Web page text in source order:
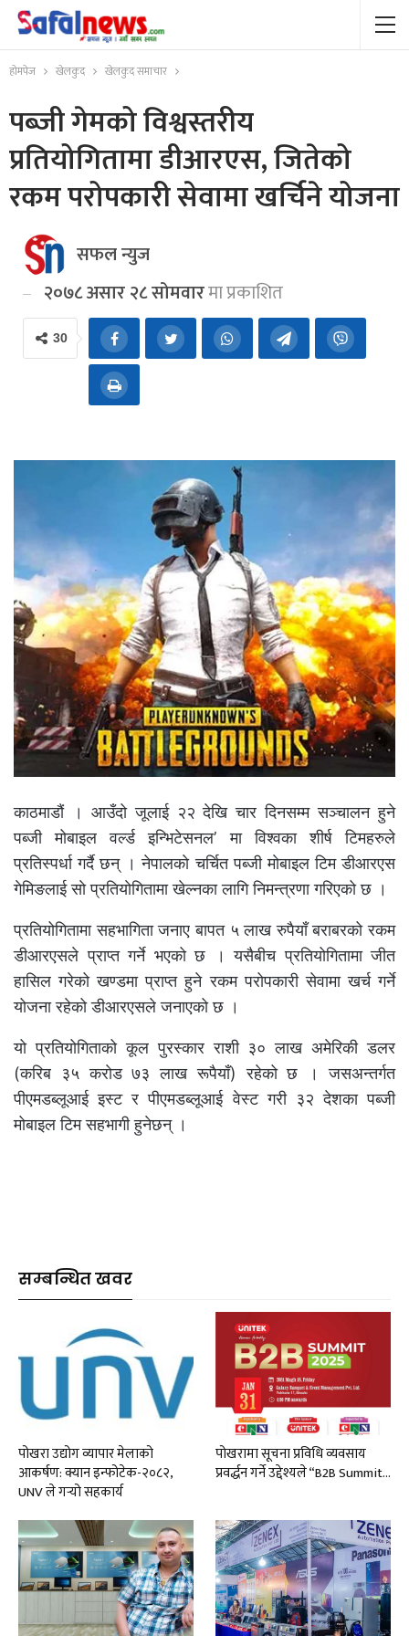
होमपेज खेलकुद खेलकुद समाचार
पब्जी गेमको विश्वस्तरीय
प्रतियोगितामा डीआरएस, जितेको
रकम परोपकारी सेवामा खर्चिने योजना
सफल न्युज
२०७८ असार २८ सोमवारमा प्रकाशित
30
काठमाडौं । आउँदो जूलाई २२ देखि चार दिनसम्म सञ्चालन हुने
पब्जी मोबाइल वर्ल्ड इन्भिटेसनल’ मा विश्वका शीर्ष टिमहरुले
प्रतिस्पर्धा गर्दै छन् । नेपालकाे चर्चित पब्जी माेबाइल टिम डीआरएस
गेमिङलाई साे प्रतियाेगितामा खेल्नका लागि निमन्त्रणा गरिएको छ ।
प्रतियोगितामा सहभागिता जनाए बापत ५ लाख रुपैयाँ बराबरको रकम
डीआरएसले प्राप्त गर्ने भएको छ । यसैबीच प्रतियोगितामा जीत
हासिल गरेको खण्डमा प्राप्त हुने रकम परोपकारी सेवामा खर्च गर्ने
योजना रहेको डीआरएसले जनाएको छ ।
यो प्रतियोगिताको कूल पुरस्कार राशी ३० लाख अमेरिकी डलर
(करिब ३५ कराेड ७३ लाख रूपैयाँ) रहेको छ । जसअन्तर्गत
पीएमडब्लूआई इस्ट र पीएमडब्लूआई वेस्ट गरी ३२ देशका पब्जी
मोबाइल टिम सहभागी हुनेछन् ।
सम्बन्धित खवर
पोखरा उद्योग व्यापार मेलाको
आकर्षण: क्यान इन्फोटेक-२०८२,
UNV ले गर्‍यो सहकार्य
पोखरामा सूचना प्रविधि व्यवसाय
प्रवर्द्धन गर्ने उद्देश्यले “B2B Summit…